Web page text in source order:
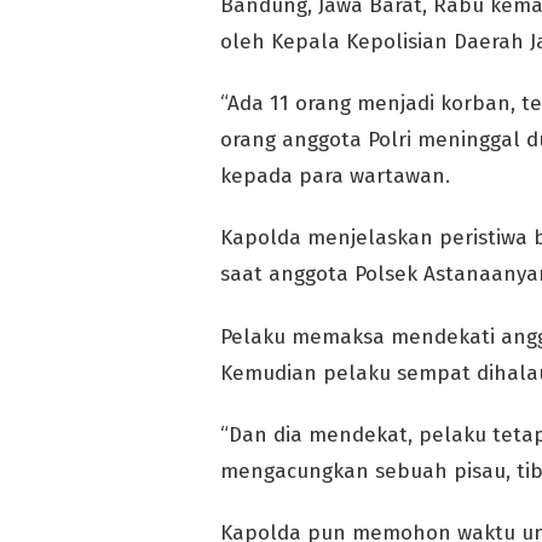
Bandung, Jawa Barat, Rabu
oleh Kepala Kepolisian Daerah
“Ada 11 orang menjadi korban,
orang anggota Polri meninggal
kepada para wartawan.
Kapolda menjelaskan peristiwa
saat anggota Polsek
Pelaku memaksa mendekati
Kemudian pelaku sempat
“Dan dia mendekat, pelaku
mengacungkan sebuah pisau,
Kapolda pun memohon waktu